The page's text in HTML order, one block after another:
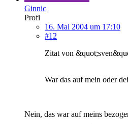
Ginnic
Profi
16. Mai 2004 um 17:10
#12
Zitat von
War das auf mein oder
Nein, das war auf meins